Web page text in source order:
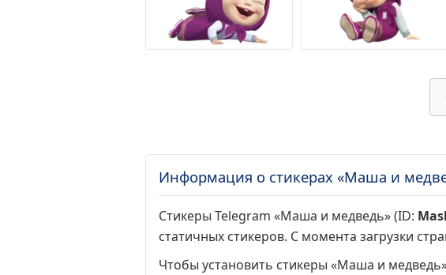
Информация о стикерах «Маша и
Стикеры Telegram «Маша и медведь» (ID:
статичных стикеров. С момента загрузки
Чтобы установить стикеры «Маша и